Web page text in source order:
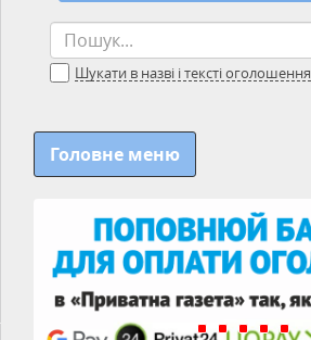
Шукати в назві і тексті оголошення
Головне меню